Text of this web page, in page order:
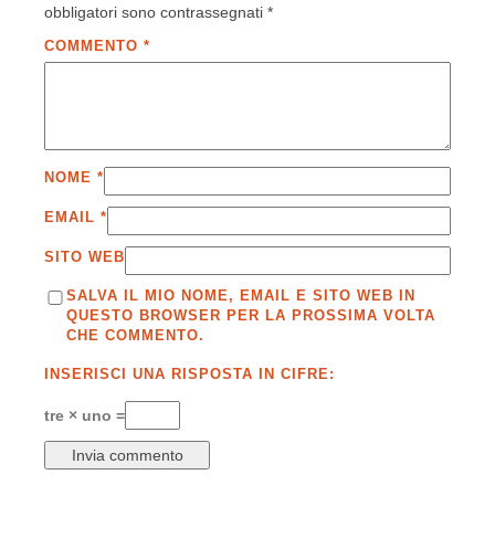
obbligatori sono contrassegnati *
COMMENTO *
NOME *
EMAIL *
SITO WEB
SALVA IL MIO NOME, EMAIL E SITO WEB IN
QUESTO BROWSER PER LA PROSSIMA VOLTA
CHE COMMENTO.
INSERISCI UNA RISPOSTA IN CIFRE:
tre × uno =